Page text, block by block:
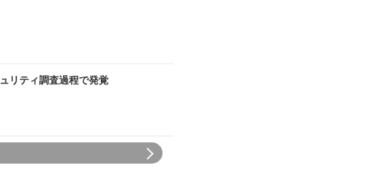
リティ調査過程で発覚